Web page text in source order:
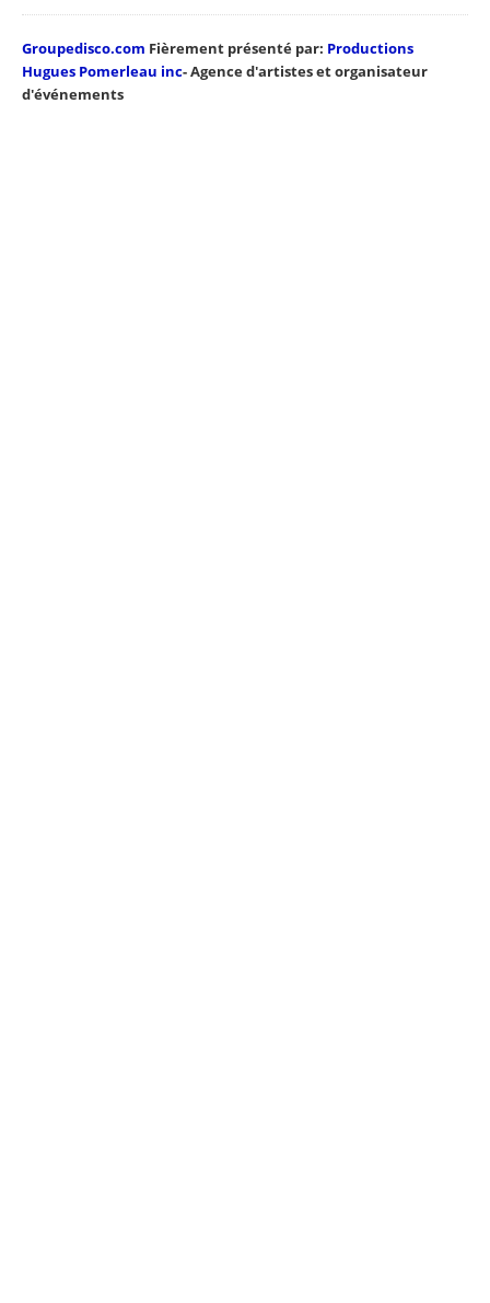
Groupedisco.com Fièrement présenté par: Productions
Hugues Pomerleau inc- Agence d'artistes et organisateur
d'événements